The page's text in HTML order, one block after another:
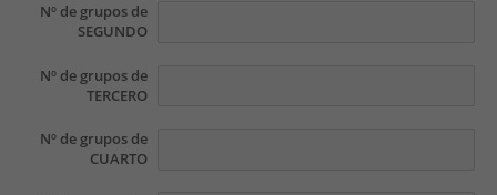
Nº de grupos de
SEGUNDO
Nº de grupos de
TERCERO
Nº de grupos de
CUARTO